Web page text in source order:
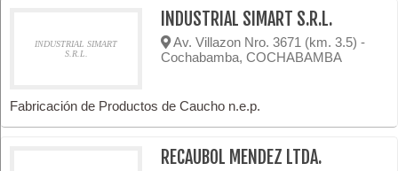
INDUSTRIAL SIMART
S.R.L.
INDUSTRIAL SIMART S.R.L.
Av. Villazon Nro. 3671 (km. 3.5) -
Cochabamba, COCHABAMBA
Fabricación de Productos de Caucho n.e.p.
RECAUBOL MENDEZ LTDA.